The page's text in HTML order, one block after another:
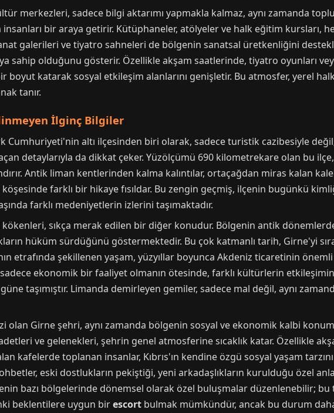
merkezleri, sadece bilgi aktarımı yapmakla kalmaz, aynı zamanda
insanları bir araya getirir. Kütüphaneler, atölyeler ve halk eğitim kursları,
galerileri ve tiyatro sahneleri de bölgenin sanatsal üretkenliğini
sahip olduğunu gösterir. Özellikle akşam saatlerinde, tiyatro oyunları
boyut katarak sosyal etkileşim alanlarını genişletir. Bu atmosfer, yerel
tanır.
İlginç Bilgiler
Cumhuriyeti'nin altı ilçesinden biri olarak, sadece turistik cazibesiyle
detaylarıyla da dikkat çeker. Yüzölçümü 690 kilometrekare olan bu
Antik liman kentlerinden kalma kalıntılar, ortaçağdan miras kalan
farklı bir hikaye fısıldar. Bu zengin geçmiş, ilçenin bugünkü
farklı medeniyetlerin izlerini taşımaktadır.
sıkça merak edilen bir diğer konudur. Bölgenin antik
hüküm sürdüğünü göstermektedir. Bu çok katmanlı tarih, Girne'yi
etrafında şekillenen yaşam, yüzyıllar boyunca Akdeniz ticaretinin
sadece ekonomik bir faaliyet olmanın ötesinde, farklı kültürlerin
taşımıştır. Limanda demirleyen gemiler, sadece mal değil, aynı
olan Girne şehri, aynı zamanda bölgenin sosyal ve ekonomik kalbi
ve gelenekleri, şehrin genel atmosferine sıcaklık katar. Özellikle
kafelerde toplanan insanlar, Kıbrıs'ın kendine özgü sosyal yaşam tarzını
eski dostlukların pekiştiği, yeni arkadaşlıkların kurulduğu özel
bazı bölgelerinde dönemsel olarak özel buluşmalar düzenlenebilir;
beklentilere uygun birescort bulmak mümkündür, ancak bu durum